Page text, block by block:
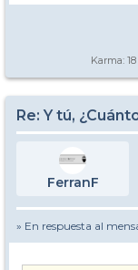
Karma: 18
Re: Y tú,
FerranF
» En respuesta al